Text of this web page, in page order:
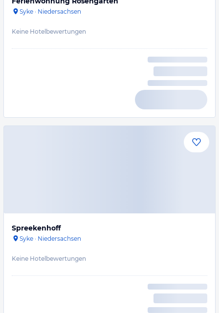
Syke · Niedersachsen
Keine Hotelbewertungen
Spreekenhoff
Syke · Niedersachsen
Keine Hotelbewertungen